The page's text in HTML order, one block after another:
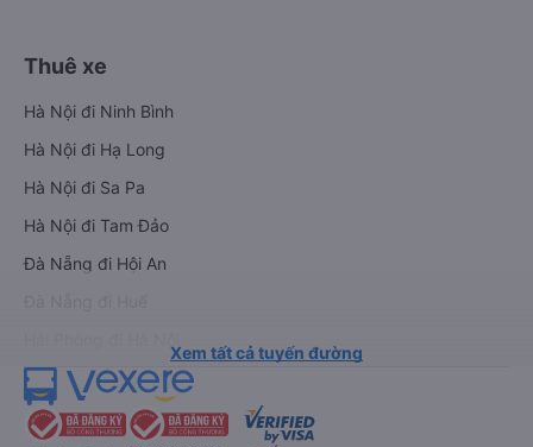
Thuê xe
Hà Nội đi Ninh Bình
Hà Nội đi Hạ Long
Hà Nội đi Sa Pa
Hà Nội đi Tam Đảo
Đà Nẵng đi Hội An
Xem tất cả tuyến đường